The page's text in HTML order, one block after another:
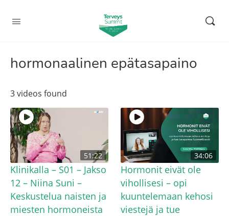
hormonaalinen epätasapaino
3 videos found
51:22
Klinikalla – S01 – Jakso
12 – Niina Suni –
Keskustelua naisten ja
miesten hormoneista
34:06
Hormonit eivät ole
vihollisesi – opi
kuuntelemaan kehosi
viestejä ja tue